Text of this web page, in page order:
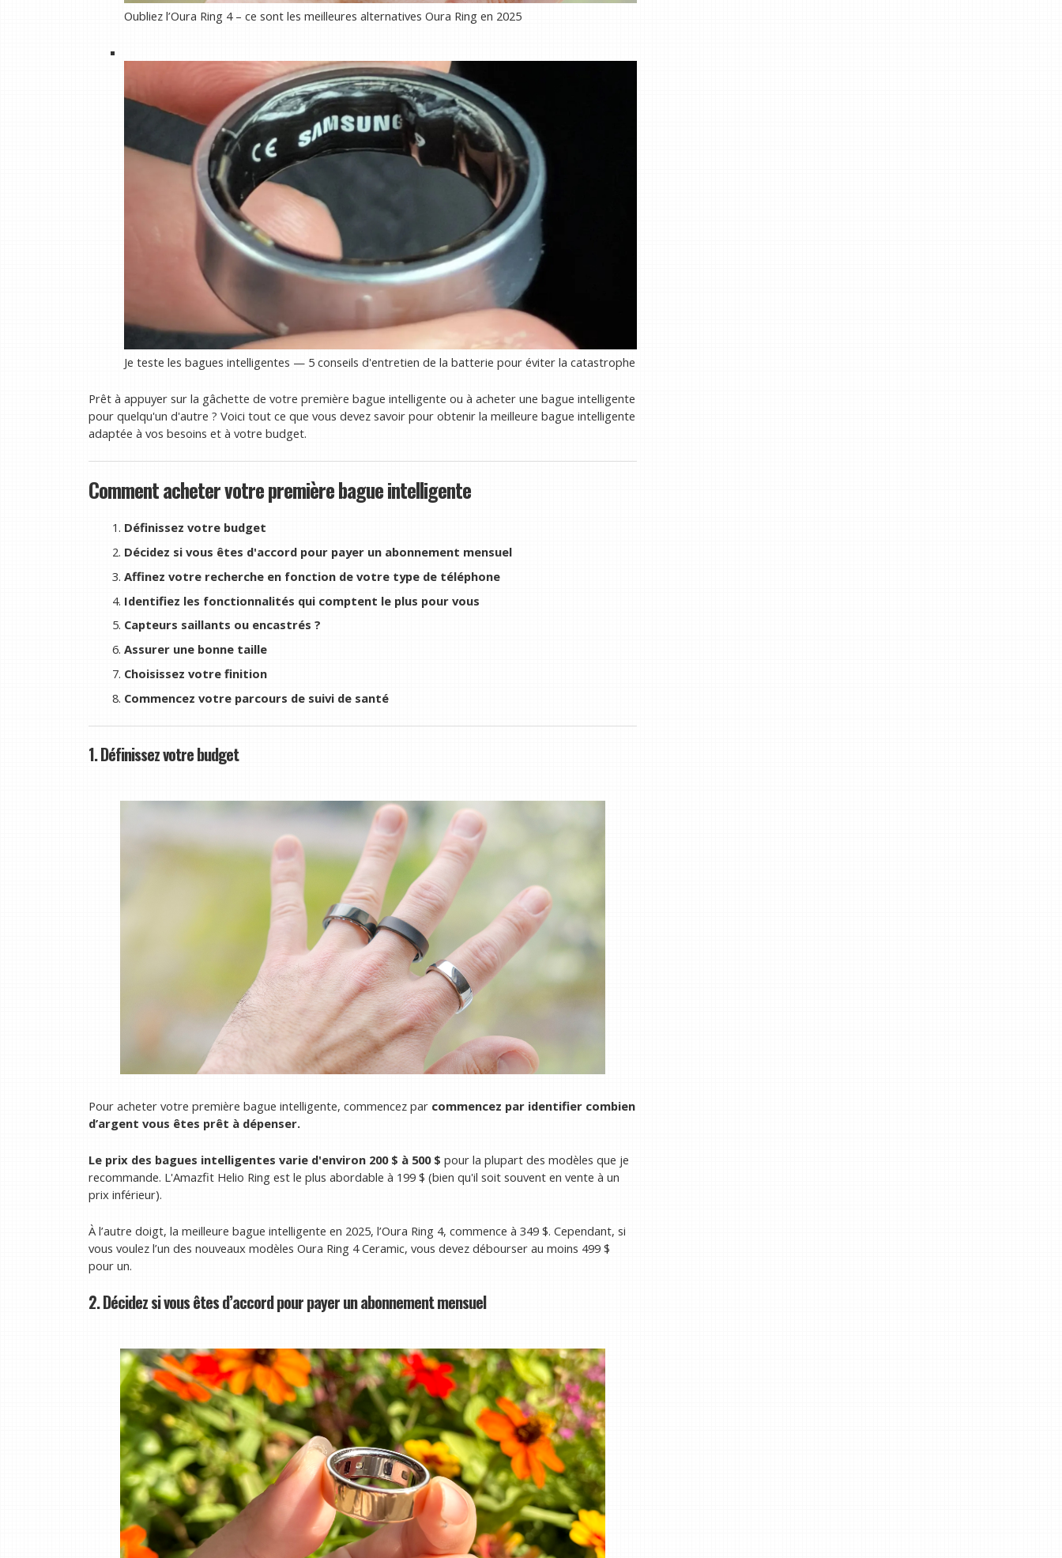
Oubliez l’Oura Ring 4 – ce sont les meilleures alternatives Oura Ring en 2025
Je teste les bagues intelligentes — 5 conseils d'entretien de la batterie pour éviter la catastrophe
Prêt à appuyer sur la gâchette de votre première bague intelligente ou à acheter une bague intelligente
pour quelqu'un d'autre ? Voici tout ce que vous devez savoir pour obtenir la meilleure bague intelligente
adaptée à vos besoins et à votre budget.
Comment acheter votre première bague intelligente
Définissez votre budget
Décidez si vous êtes d'accord pour payer un abonnement mensuel
Affinez votre recherche en fonction de votre type de téléphone
Identifiez les fonctionnalités qui comptent le plus pour vous
Capteurs saillants ou encastrés ?
Assurer une bonne taille
Choisissez votre finition
Commencez votre parcours de suivi de santé
1. Définissez votre budget
Pour acheter votre première bague intelligente, commencez par commencez par identifier combien
d’argent vous êtes prêt à dépenser.
Le prix des bagues intelligentes varie d'environ 200 $ à 500 $ pour la plupart des modèles que je
recommande. L'Amazfit Helio Ring est le plus abordable à 199 $ (bien qu'il soit souvent en vente à un
prix inférieur).
À l’autre doigt, la meilleure bague intelligente en 2025, l’Oura Ring 4, commence à 349 $. Cependant, si
vous voulez l’un des nouveaux modèles Oura Ring 4 Ceramic, vous devez débourser au moins 499 $
pour un.
2. Décidez si vous êtes d’accord pour payer un abonnement mensuel